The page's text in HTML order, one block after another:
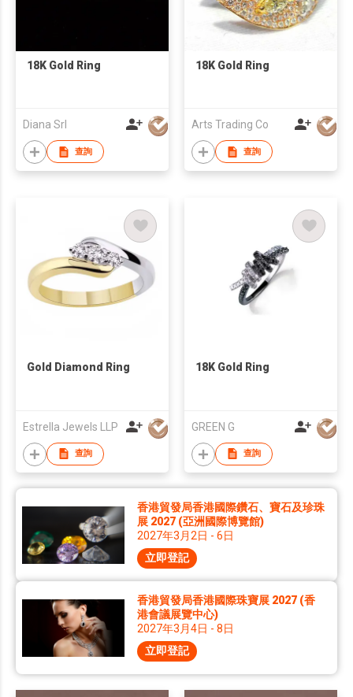
18K Gold Ring
Diana Srl
查詢
18K Gold Ring
Arts Trading Co
查詢
Gold Diamond Ring
Estrella Jewels LLP
查詢
18K Gold Ring
GREEN G
查詢
香港貿發局香港國際鑽石、寶石及珍珠
展 2027 (亞洲國際博覽館)
2027年3月2日 - 6日
立即登記
香港貿發局香港國際珠寶展 2027 (香
港會議展覽中心)
2027年3月4日 - 8日
立即登記